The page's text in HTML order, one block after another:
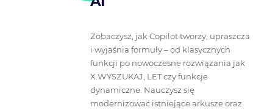
Zobaczysz, jak Copilot tworzy, upraszcza
i wyjaśnia formuły – od klasycznych
funkcji po nowoczesne rozwiązania jak
X.WYSZUKAJ, LET czy funkcje
dynamiczne. Nauczysz się
modernizować istniejące arkusze oraz